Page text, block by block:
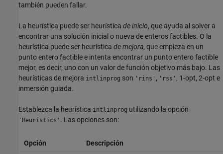
también pueden fallar.
La heurística puede ser heurística de inicio, que ayuda al solver a
encontrar una solución inicial o nueva de enteros factibles. O la
heurística puede ser heurística de mejora, que empieza en un
punto entero factible e intenta encontrar un punto entero factible
mejor, es decir, uno con un valor de función objetivo más bajo. Las
heurísticas de mejora intlinprog son 'rins' , 'rss' , 1-opt, 2-opt e
inmersión guiada.
Establezca la heurística intlinprog utilizando la opción
'Heuristics' . Las opciones son:
Opción Descripción